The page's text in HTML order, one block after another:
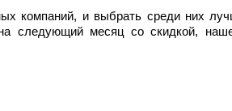
компаний, и выбрать среди них
следующий месяц со скидкой,